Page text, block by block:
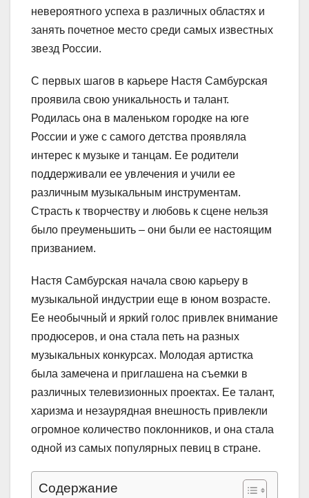
невероятного успеха в различных областях и
занять почетное место среди самых известных
звезд России.
С первых шагов в карьере Настя Самбурская
проявила свою уникальность и талант.
Родилась она в маленьком городке на юге
России и уже с самого детства проявляла
интерес к музыке и танцам. Ее родители
поддерживали ее увлечения и учили ее
различным музыкальным инструментам.
Страсть к творчеству и любовь к сцене нельзя
было преуменьшить – они были ее настоящим
призванием.
Настя Самбурская начала свою карьеру в
музыкальной индустрии еще в юном возрасте.
Ее необычный и яркий голос привлек внимание
продюсеров, и она стала петь на разных
музыкальных конкурсах. Молодая артистка
была замечена и приглашена на съемки в
различных телевизионных проектах. Ее талант,
харизма и незаурядная внешность привлекли
огромное количество поклонников, и она стала
одной из самых популярных певиц в стране.
Содержание